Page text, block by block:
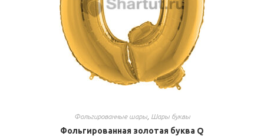
Фольгированные шары, Шары буквы
Фольгированная золотая буква Q